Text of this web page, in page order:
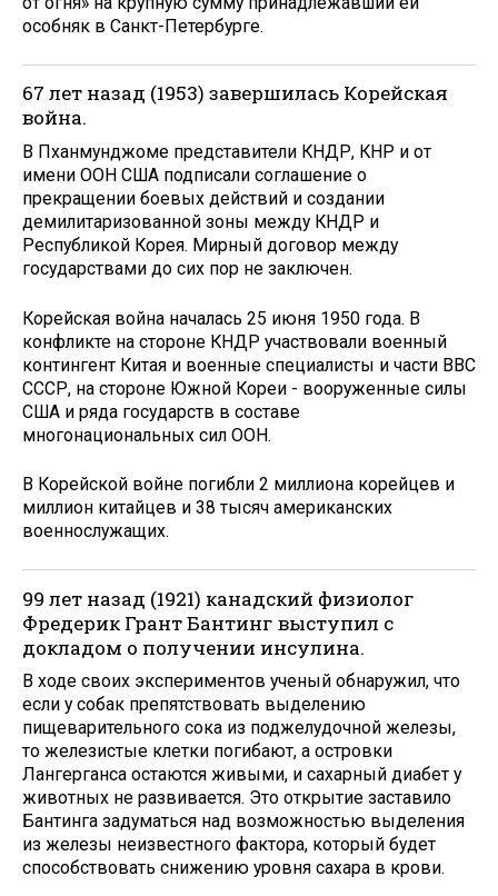
особняк в Санкт-Петербурге.
67 лет назад (1953) завершилась Корейская
война.
В Пханмунджоме представители КНДР, КНР и от
имени ООН США подписали соглашение о
прекращении боевых действий и создании
демилитаризованной зоны между КНДР и
Республикой Корея. Мирный договор между
государствами до сих пор не заключен.
Корейская война началась 25 июня 1950 года. В
конфликте на стороне КНДР участвовали военный
контингент Китая и военные специалисты и части ВВС
СССР, на стороне Южной Кореи - вооруженные силы
США и ряда государств в составе
многонациональных сил ООН.
В Корейской войне погибли 2 миллиона корейцев и
миллион китайцев и 38 тысяч американских
военнослужащих.
99 лет назад (1921) канадский физиолог
Фредерик Грант Бантинг выступил с
докладом о получении инсулина.
В ходе своих экспериментов ученый обнаружил, что
если у собак препятствовать выделению
пищеварительного сока из поджелудочной железы,
то железистые клетки погибают, а островки
Лангерганса остаются живыми, и сахарный диабет у
животных не развивается. Это открытие заставило
Бантинга задуматься над возможностью выделения
из железы неизвестного фактора, который будет
способствовать снижению уровня сахара в крови.